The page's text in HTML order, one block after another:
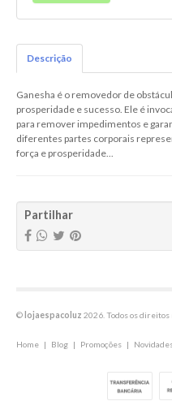
Descrição
Ganesha é o removedor de
prosperidade e sucesso. Ele é
para remover impedimentos e
diferentes partes corporais
força e prosperidade...
Partilhar
© lojaespacoluz 2026. Todos os direitos
Home | Blog | Promoções |